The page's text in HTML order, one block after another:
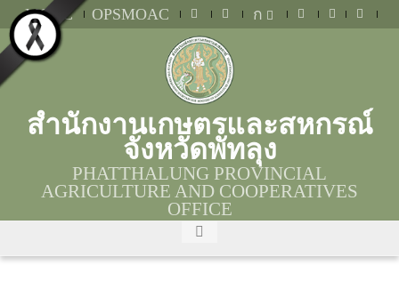
MOAC OPSMOAC ก
สำนักงานเกษตรและสหกรณ์
จังหวัดพัทลุง
PHATTHALUNG PROVINCIAL
AGRICULTURE AND COOPERATIVES
OFFICE